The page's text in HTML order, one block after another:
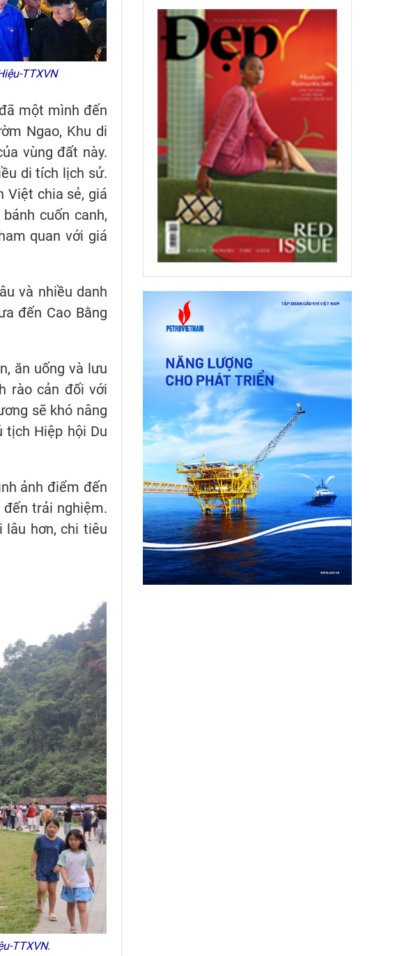
TTXVN
một mình đến
Ngao, Khu di
vùng đất này.
di tích lịch sử.
Việt chia sẻ, giá
cuốn canh,
quan với giá
và nhiều danh
đến Cao Bằng
ăn uống và lưu
rào cản đối với
sẽ khó nâng
tịch Hiệp hội Du
ảnh điểm đến
trải nghiệm.
lâu hơn, chi tiêu
TTXVN.